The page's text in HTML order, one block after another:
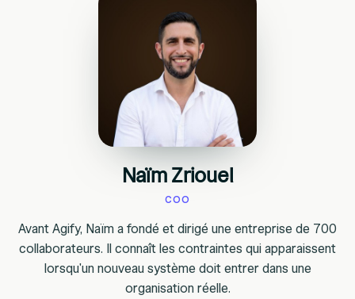
Naïm Zriouel
COO
Avant Agify, Naïm a fondé et dirigé une entreprise de 700
collaborateurs. Il connaît les contraintes qui apparaissent
lorsqu'un nouveau système doit entrer dans une
organisation réelle.